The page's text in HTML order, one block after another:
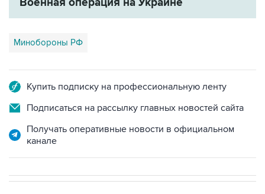
Минобороны РФ
Купить подписку на профессиональную ленту
Подписаться на рассылку главных новостей сайта
Получать оперативные новости в официальном
канале